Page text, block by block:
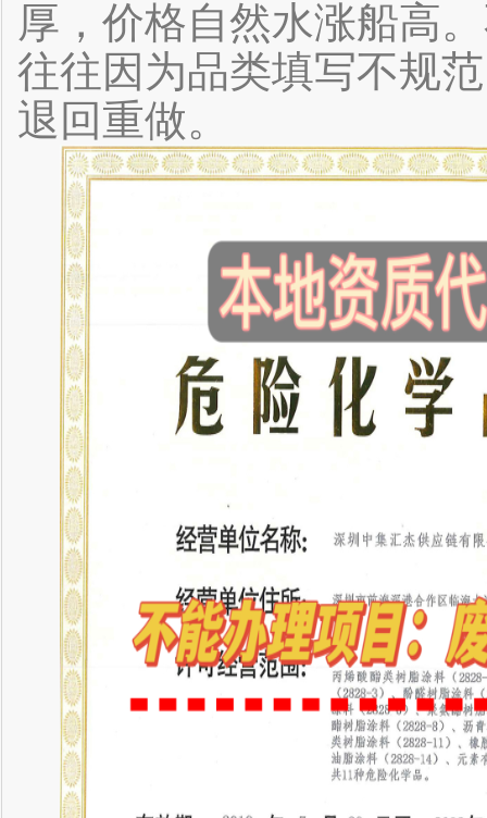
厚，价格自然水涨船高
往往因为品类填写不规
退回重做。